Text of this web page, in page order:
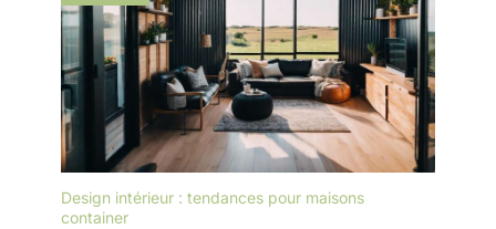
Design intérieur : tendances pour maisons
container